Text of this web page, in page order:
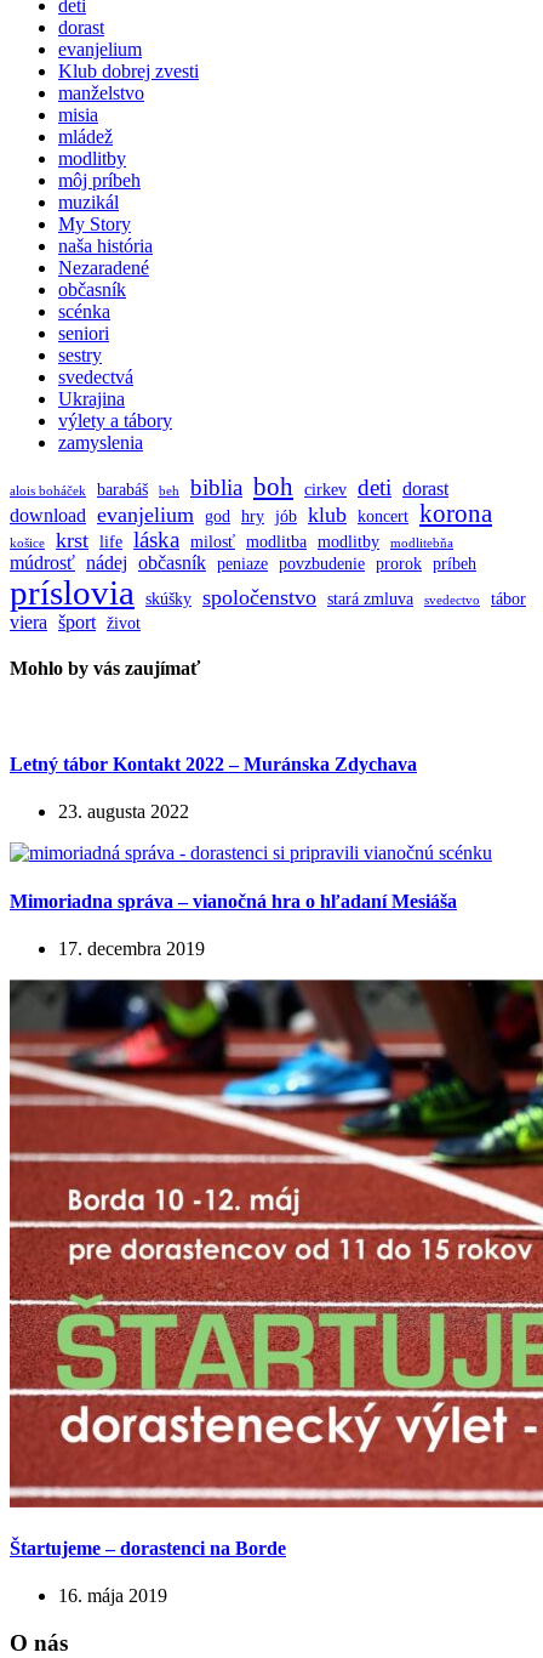
deti
dorast
evanjelium
Klub dobrej zvesti
manželstvo
misia
mládež
modlitby
môj príbeh
muzikál
My Story
naša história
Nezaradené
občasník
scénka
seniori
sestry
svedectvá
Ukrajina
výlety a tábory
zamyslenia
alois boháček barabáš beh biblia boh cirkev deti dorast
download evanjelium god hry jób klub koncert korona
košice krst life láska milosť modlitba modlitby modlitebňa
múdrosť nádej občasník peniaze povzbudenie prorok príbeh
príslovia skúšky spoločenstvo stará zmluva svedectvo tábor
viera šport život
Mohlo by vás zaujímať
Letný tábor Kontakt 2022 – Muránska Zdychava
23. augusta 2022
Mimoriadna správa – vianočná hra o hľadaní Mesiáša
17. decembra 2019
Štartujeme – dorastenci na Borde
16. mája 2019
O nás